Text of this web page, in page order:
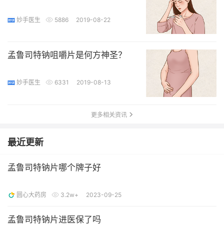
妙手医生 5886 2019-08-22
孟鲁司特钠咀嚼片是何方神圣？
妙手医生 6331 2019-08-13
更多相关资讯
最近更新
孟鲁司特钠片哪个牌子好
圆心大药房 3.2w+ 2023-09-25
孟鲁司特钠片进医保了吗